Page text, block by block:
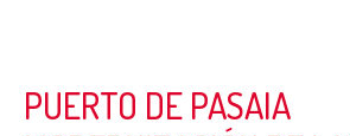
PUERTO DE PASAIA